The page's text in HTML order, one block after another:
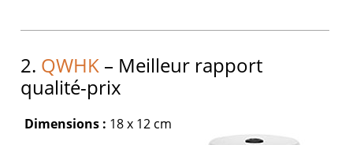
2. QWHK – Meilleur rapport
qualité-prix
Dimensions : 18 x 12 cm